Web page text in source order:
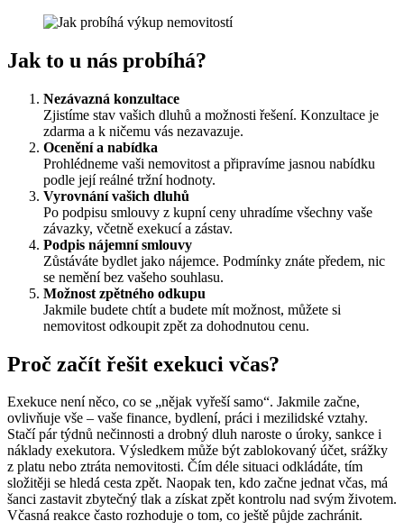
Jak to u nás probíhá?
Nezávazná konzultace
Zjistíme stav vašich dluhů a možnosti řešení. Konzultace je
zdarma a k ničemu vás nezavazuje.
Ocenění a nabídka
Prohlédneme vaši nemovitost a připravíme jasnou nabídku
podle její reálné tržní hodnoty.
Vyrovnání vašich dluhů
Po podpisu smlouvy z kupní ceny uhradíme všechny vaše
závazky, včetně exekucí a zástav.
Podpis nájemní smlouvy
Zůstáváte bydlet jako nájemce. Podmínky znáte předem, nic
se nemění bez vašeho souhlasu.
Možnost zpětného odkupu
Jakmile budete chtít a budete mít možnost, můžete si
nemovitost odkoupit zpět za dohodnutou cenu.
Proč začít řešit exekuci včas?
Exekuce není něco, co se „nějak vyřeší samo“. Jakmile začne,
ovlivňuje vše – vaše finance, bydlení, práci i mezilidské vztahy.
Stačí pár týdnů nečinnosti a drobný dluh naroste o úroky, sankce i
náklady exekutora. Výsledkem může být zablokovaný účet, srážky
z platu nebo ztráta nemovitosti. Čím déle situaci odkládáte, tím
složitěji se hledá cesta zpět. Naopak ten, kdo začne jednat včas, má
šanci zastavit zbytečný tlak a získat zpět kontrolu nad svým životem.
Včasná reakce často rozhoduje o tom, co ještě půjde zachránit.